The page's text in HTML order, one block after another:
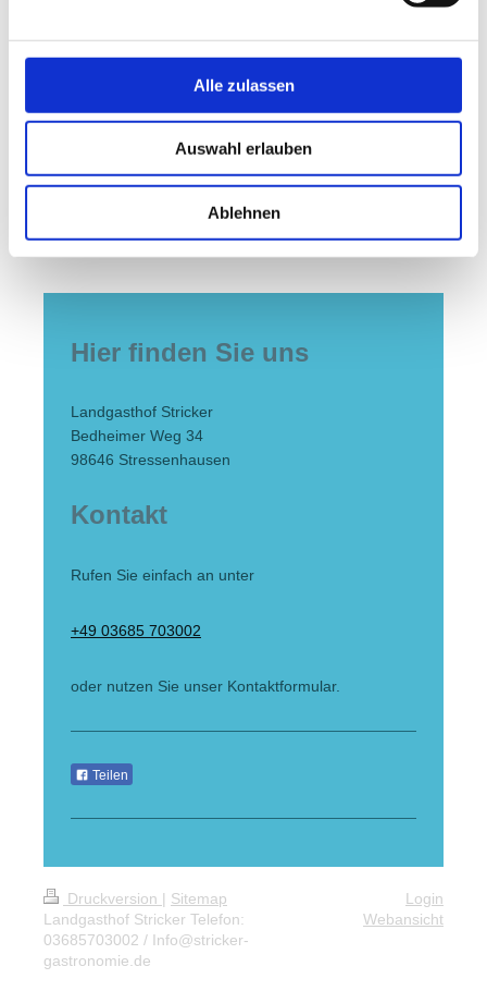
Alle zulassen
Auswahl erlauben
Ablehnen
↺
Hinweis : Felder, die mit*bezeichnet sind, sind
Hier finden Sie uns
Landgasthof Stricker
Bedheimer Weg 34
98646 Stressenhausen
Kontakt
Rufen Sie einfach an unter
+49 03685 703002
oder nutzen Sie unser Kontaktformular.
Teilen
Druckversion | Sitemap
Landgasthof Stricker Telefon:
03685703002 / Info@stricker-
gastronomie.de
Login
Webansicht